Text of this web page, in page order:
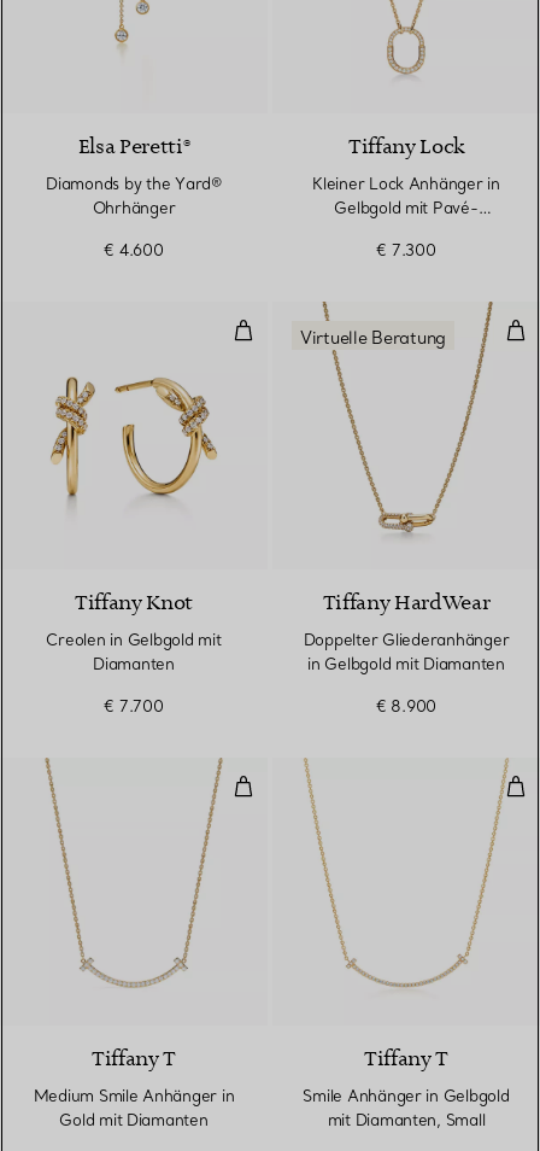
Elsa Peretti®
Diamonds by the Yard®
Ohrhänger
€ 4.600
Tiffany Lock
Kleiner Lock Anhänger in
Gelbgold mit Pavé-
€ 7.300
Creolen in Gelbgold mit
3 Materialien
Tiffany Knot
Creolen in Gelbgold mit
Diamanten
€ 7.700
Virtuelle Beratung
Tiffany HardWear
Doppelter Gliederanhänger
in Gelbgold mit Diamanten
€ 8.900
Medium Smile Anhänger in
3 Materialien
Tiffany T
Medium Smile Anhänger in
Gold mit Diamanten
Tiffany T
Smile Anhänger in Gelbgold
mit Diamanten, Small